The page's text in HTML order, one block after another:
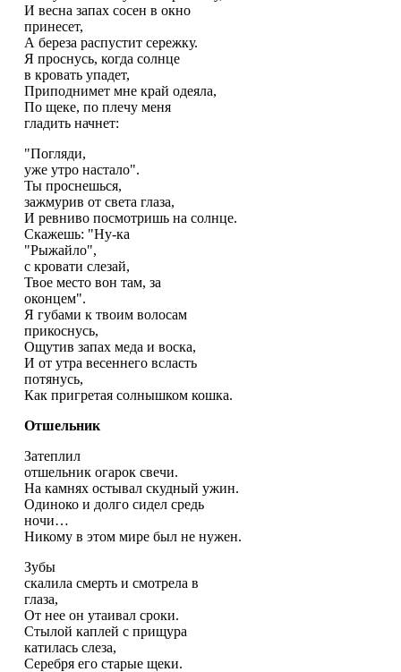
И весна запах сосен в окно
принесет,
А береза распустит сережку.
Я проснусь, когда солнце
в кровать упадет,
Приподнимет мне край одеяла,
По щеке, по плечу меня
гладить начнет:
"Погляди,
уже утро настало".
Ты проснешься,
зажмурив от света глаза,
И ревниво посмотришь на солнце.
Скажешь: "Ну-ка
"Рыжайло",
с кровати слезай,
Твое место вон там, за
оконцем".
Я губами к твоим волосам
прикоснусь,
Ощутив запах меда и воска,
И от утра весеннего всласть
потянусь,
Как пригретая солнышком кошка.
Отшельник
Затеплил
отшельник огарок свечи.
На камнях остывал скудный ужин.
Одиноко и долго сидел средь
ночи…
Никому в этом мире был не нужен.
Зубы
скалила смерть и смотрела в
глаза,
От нее он утаивал сроки.
Стылой каплей с прищура
катилась слеза,
Серебря его старые щеки.